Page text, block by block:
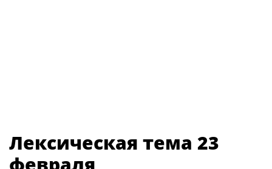
Лексическая тема 23